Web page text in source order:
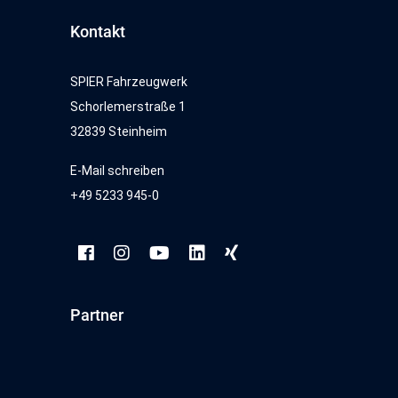
Kontakt
SPIER Fahrzeugwerk
Schorlemerstraße 1
32839 Steinheim
E-Mail schreiben
+49 5233 945-0
Partner